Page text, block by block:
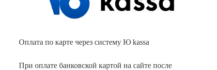
Оплата по карте через систему Ю kassa
При оплате банковской картой на сайте после